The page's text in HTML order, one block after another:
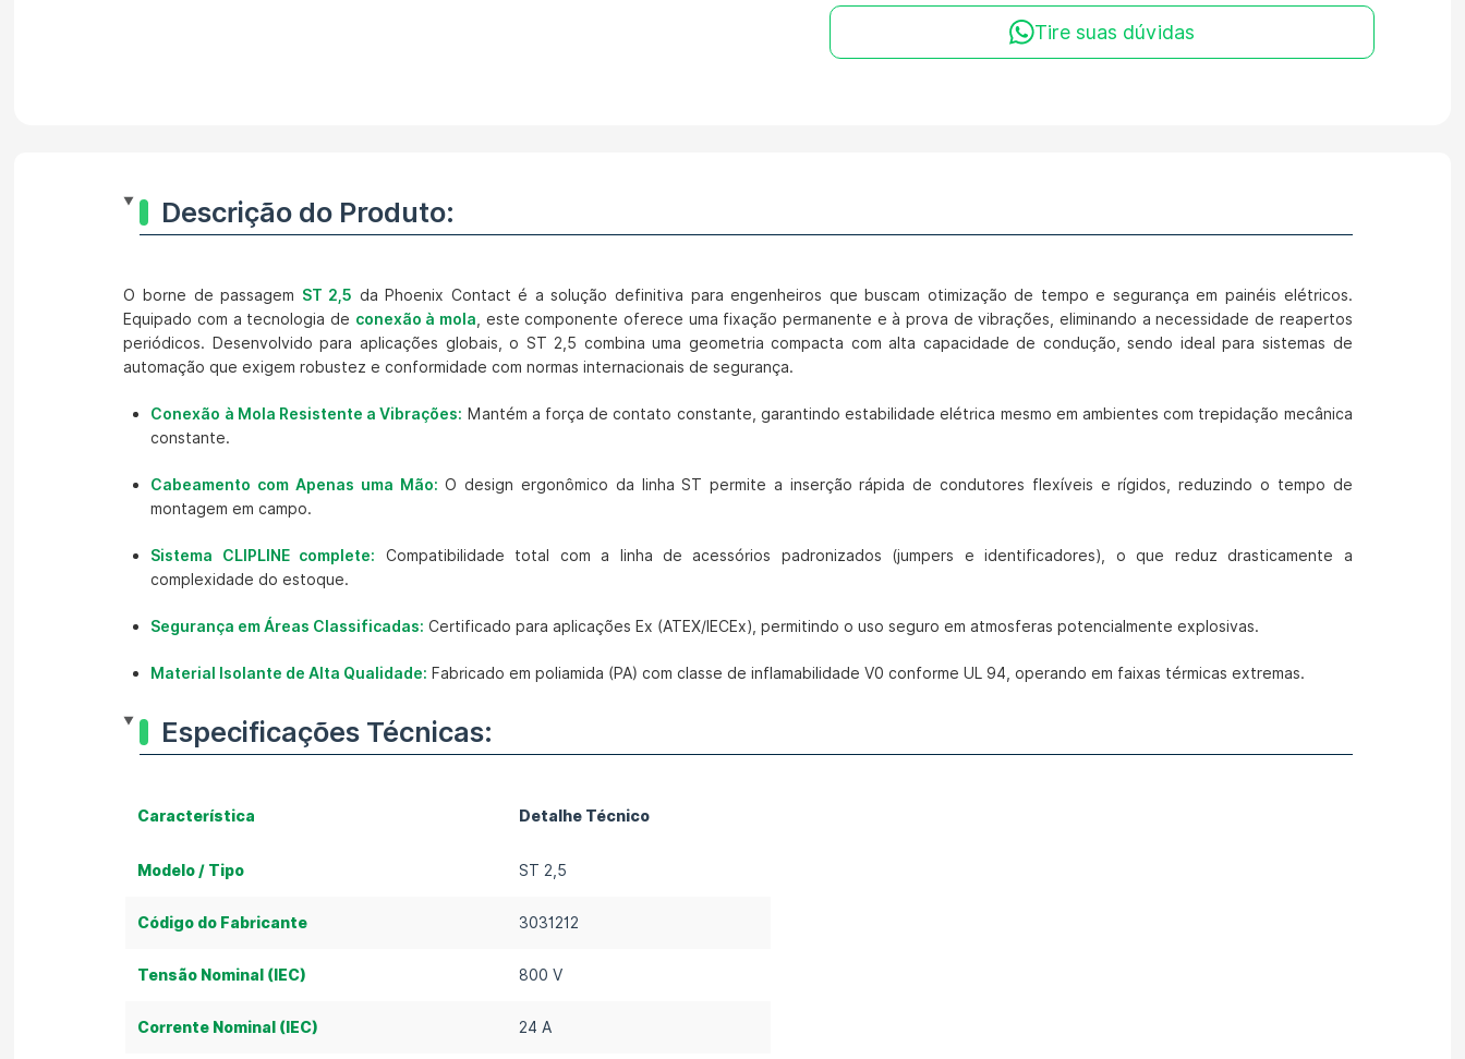
Tire suas dúvidas
Descrição do Produto:
O borne de passagem ST 2,5 da Phoenix Contact é a solução definitiva para engenheiros que buscam otimização de tempo e segurança em painéis elétricos.
Equipado com a tecnologia de conexão à mola , este componente oferece uma fixação permanente e à prova de vibrações, eliminando a necessidade de reapertos
periódicos. Desenvolvido para aplicações globais, o ST 2,5 combina uma geometria compacta com alta capacidade de condução, sendo ideal para sistemas de
automação que exigem robustez e conformidade com normas internacionais de segurança.
Conexão à Mola Resistente a Vibrações: Mantém a força de contato constante, garantindo estabilidade elétrica mesmo em ambientes com trepidação mecânica
constante.
Cabeamento com Apenas uma Mão: O design ergonômico da linha ST permite a inserção rápida de condutores flexíveis e rígidos, reduzindo o tempo de
montagem em campo.
Sistema CLIPLINE complete: Compatibilidade total com a linha de acessórios padronizados (jumpers e identificadores), o que reduz drasticamente a
complexidade do estoque.
Segurança em Áreas Classificadas: Certificado para aplicações Ex (ATEX/IECEx), permitindo o uso seguro em atmosferas potencialmente explosivas.
Material Isolante de Alta Qualidade: Fabricado em poliamida (PA) com classe de inflamabilidade V0 conforme UL 94, operando em faixas térmicas extremas.
Especificações Técnicas:
Característica Detalhe Técnico
Modelo / Tipo ST 2,5
Código do Fabricante 3031212
Tensão Nominal (IEC) 800 V
Corrente Nominal (IEC) 24 A